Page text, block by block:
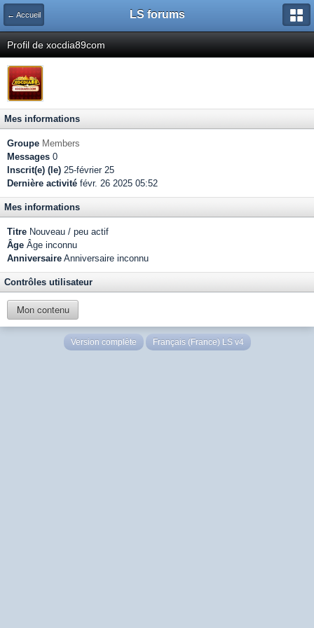
← Accueil LS forums
Profil de xocdia89com
Mes informations
Groupe Members
Messages 0
Inscrit(e) (le) 25-février 25
Dernière activité févr. 26 2025 05:52
Mes informations
Titre Nouveau / peu actif
Âge Âge inconnu
Anniversaire Anniversaire inconnu
Contrôles utilisateur
Mon contenu
Version complète Français (France) LS v4